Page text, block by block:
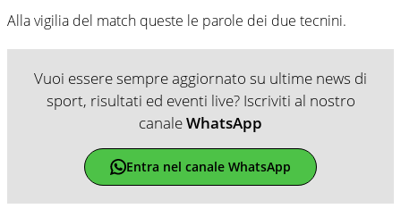
Alla vigilia del match queste le parole dei due tecnini.
Vuoi essere sempre aggiornato su ultime news di
sport, risultati ed eventi live? Iscriviti al nostro
canaleWhatsApp
Entra nel canale WhatsApp